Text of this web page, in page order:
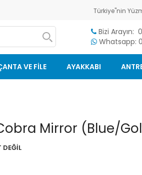
Türkiye"nin
Bizi Arayın:
Whatsapp:
VE FİLE AYAKKABI
Mirror (Blue/
DEĞIL